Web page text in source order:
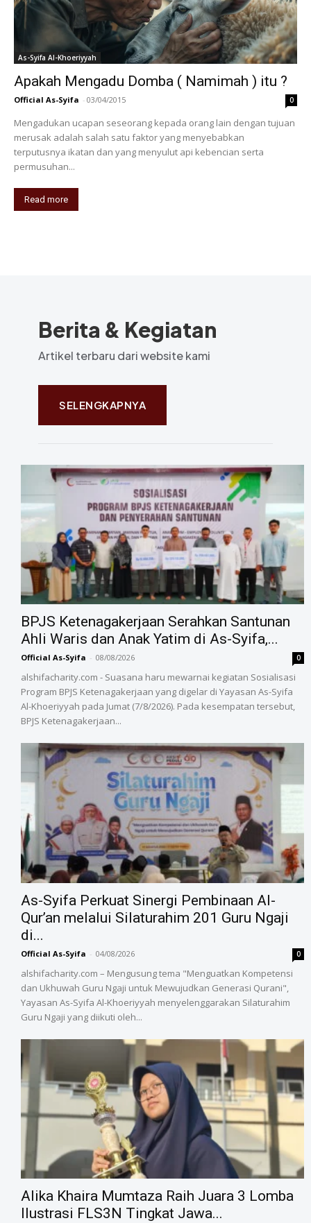
As-Syifa Al-Khoeriyyah
Apakah Mengadu Domba ( Namimah ) itu ?
Official As-Syifa - 03/04/2015 0
Mengadukan ucapan seseorang kepada orang lain dengan tujuan
merusak adalah salah satu faktor yang menyebabkan
terputusnya ikatan dan yang menyulut api kebencian serta
permusuhan...
Read more
Berita & Kegiatan
Artikel terbaru dari website kami
SELENGKAPNYA
BPJS Ketenagakerjaan Serahkan Santunan
Ahli Waris dan Anak Yatim di As-Syifa,...
Official As-Syifa - 08/08/2026 0
alshifacharity.com - Suasana haru mewarnai kegiatan Sosialisasi
Program BPJS Ketenagakerjaan yang digelar di Yayasan As-Syifa
Al-Khoeriyyah pada Jumat (7/8/2026). Pada kesempatan tersebut,
BPJS Ketenagakerjaan...
As-Syifa Perkuat Sinergi Pembinaan Al-
Qur’an melalui Silaturahim 201 Guru Ngaji
di...
Official As-Syifa - 04/08/2026 0
alshifacharity.com – Mengusung tema "Menguatkan Kompetensi
dan Ukhuwah Guru Ngaji untuk Mewujudkan Generasi Qurani",
Yayasan As-Syifa Al-Khoeriyyah menyelenggarakan Silaturahim
Guru Ngaji yang diikuti oleh...
Alika Khaira Mumtaza Raih Juara 3 Lomba
Ilustrasi FLS3N Tingkat Jawa...